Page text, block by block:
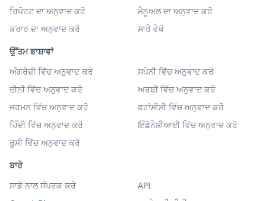
ਰਿਪੋਰਟ ਦਾ ਅਨੁਵਾਦ ਕਰੋ
ਮੈਨੂਅਲ ਦਾ ਅਨੁਵਾਦ ਕਰੋ
ਕਰਾਰ ਦਾ ਅਨੁਵਾਦ ਕਰੋ
ਸਾਰੇ ਵੇਖੋ
ਉੱਤਮ ਭਾਸ਼ਾਵਾਂ
ਅੰਗਰੇਜ਼ੀ ਵਿੱਚ ਅਨੁਵਾਦ ਕਰੋ
ਸਪੇਨੀ ਵਿੱਚ ਅਨੁਵਾਦ ਕਰੋ
ਚੀਨੀ ਵਿੱਚ ਅਨੁਵਾਦ ਕਰੋ
ਅਰਬੀ ਵਿੱਚ ਅਨੁਵਾਦ ਕਰੋ
ਜਰਮਨ ਵਿੱਚ ਅਨੁਵਾਦ ਕਰੋ
ਫਰਾਂਸੀਸੀ ਵਿੱਚ ਅਨੁਵਾਦ ਕਰੋ
ਹਿੰਦੀ ਵਿੱਚ ਅਨੁਵਾਦ ਕਰੋ
ਇੰਡੋਨੇਸ਼ੀਆਈ ਵਿੱਚ ਅਨੁਵਾਦ ਕਰੋ
ਰੂਸੀ ਵਿੱਚ ਅਨੁਵਾਦ ਕਰੋ
ਬਾਰੇ
ਸਾਡੇ ਨਾਲ ਸੰਪਰਕ ਕਰੋ
API